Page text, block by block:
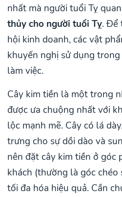
nhất mà người tuổi Tỵ
thủy cho người tuổi Tỵ. Để
hội kinh doanh, các vật
khuyến nghị sử dụng
làm việc.
Cây kim tiền là một trong
được ưa chuộng nhất với
lộc mạnh mẽ. Cây có lá
trưng cho sự dồi dào và
nên đặt cây kim tiền ở góc
khách (thường là góc chéo
tối đa hóa hiệu quả. Cần